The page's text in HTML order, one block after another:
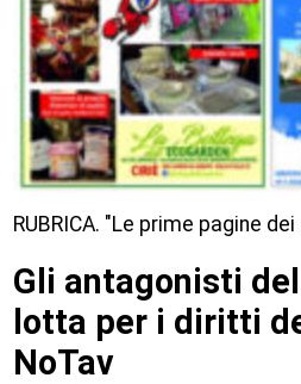
RUBRICA. "Le prime pagine
Gli antagonisti
lotta per i diritti
NoTav